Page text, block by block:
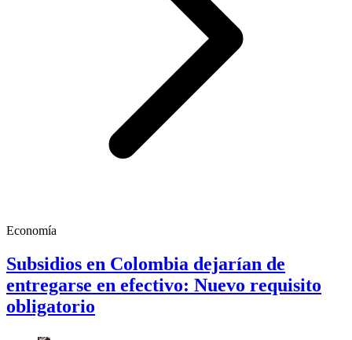
Economía
Subsidios en Colombia dejarían de
entregarse en efectivo: Nuevo requisito
obligatorio